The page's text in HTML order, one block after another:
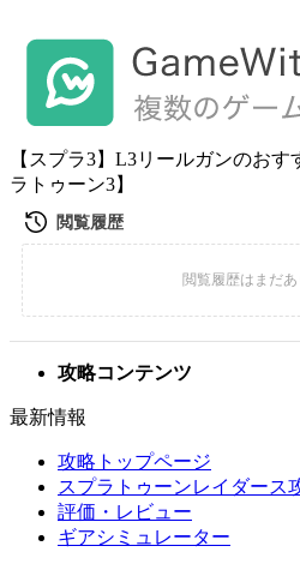
【スプラ3】L3リールガンのお
ラトゥーン3】
攻略コンテンツ
最新情報
攻略トップページ
スプラトゥーンレイダース
評価・レビュー
ギアシミュレーター